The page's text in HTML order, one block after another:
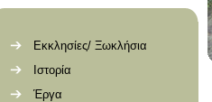
Εκκλησίες/ Ξωκλήσια
Ιστορία
Έργα